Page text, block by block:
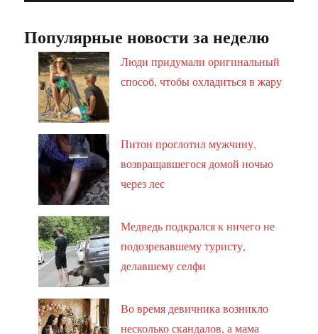
Популярные новости за неделю
Люди придумали оригинальный
способ, чтобы охладиться в жару
Питон проглотил мужчину,
возвращавшегося домой ночью
через лес
Медведь подкрался к ничего не
подозревавшему туристу,
делавшему селфи
Во время девичника возникло
несколько скандалов, а мама